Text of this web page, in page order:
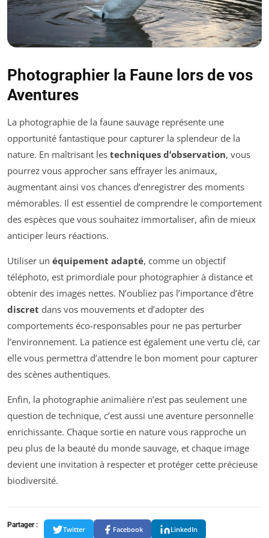
Photographier la Faune lors de vos
Aventures
La photographie de la faune sauvage représente une
opportunité fantastique pour capturer la splendeur de la
nature. En maîtrisant les techniques d’observation, vous
pourrez vous approcher sans effrayer les animaux,
augmentant ainsi vos chances d’enregistrer des moments
mémorables. Il est essentiel de comprendre le comportement
des espèces que vous souhaitez immortaliser, afin de mieux
anticiper leurs réactions.
Utiliser un équipement adapté, comme un objectif
téléphoto, est primordiale pour photographier à distance et
obtenir des images nettes. N’oubliez pas l’importance d’être
discret dans vos mouvements et d’adopter des
comportements éco-responsables pour ne pas perturber
l’environnement. La patience est également une vertu clé, car
elle vous permettra d’attendre le bon moment pour capturer
des scènes authentiques.
Enfin, la photographie animalière n’est pas seulement une
question de technique, c’est aussi une aventure personnelle
enrichissante. Chaque sortie en nature vous rapproche un
peu plus de la beauté du monde sauvage, et chaque image
devient une invitation à respecter et protéger cette précieuse
biodiversité.
Partager :
Twitter Facebook LinkedIn